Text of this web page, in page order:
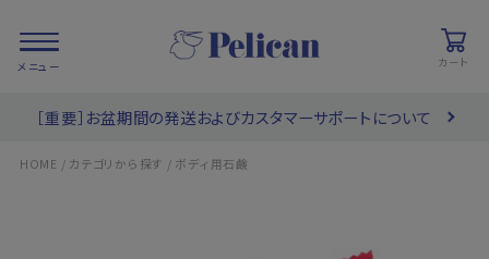
カート
［重要］お盆期間の発送およびカスタマーサポートについて
HOME / カテゴリから探す / ボディ用石鹸